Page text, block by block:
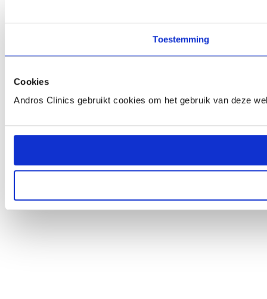
Toestemming
Cookies
Andros Clinics gebruikt cookies om het gebruik van deze